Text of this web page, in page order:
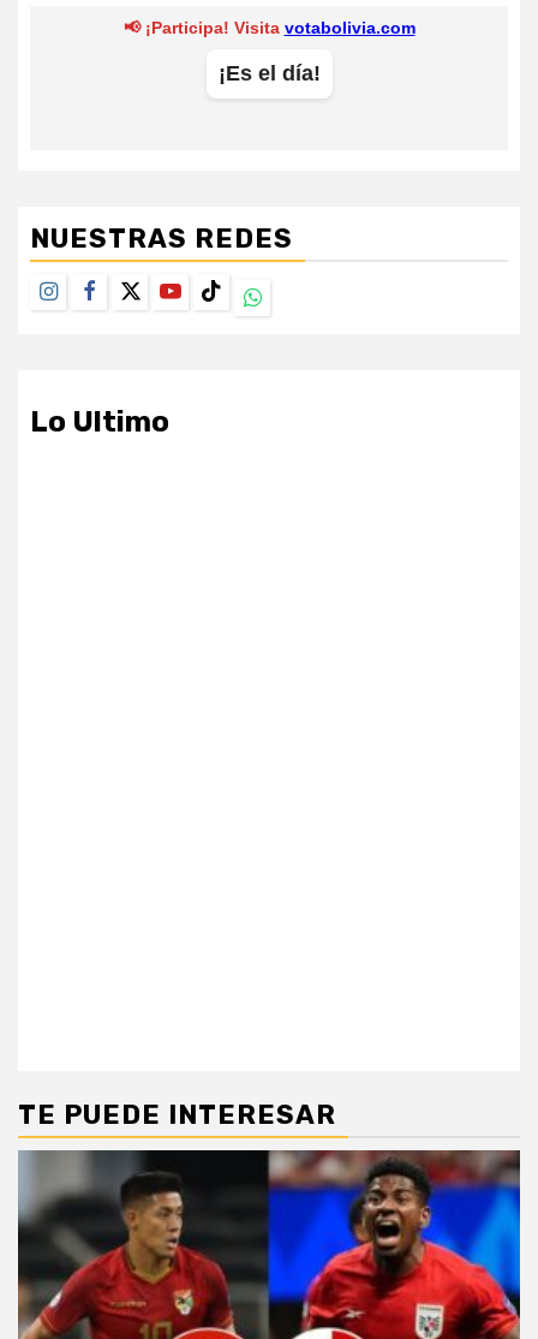
NUESTRAS REDES
Instagram
Facebook
TwitterYoutubeTikTokWhatsapp
Lo Ultimo
TE PUEDE INTERESAR